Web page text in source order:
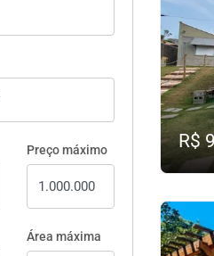
Preço máximo
Área máxima
R$